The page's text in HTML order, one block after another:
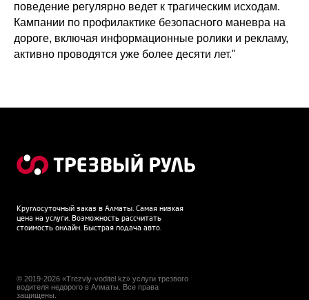
поведение регулярно ведет к трагическим исходам.
Кампании по профилактике безопасного маневра на
дороге, включая информационные ролики и рекламу,
активно проводятся уже более десяти лет."
Круглосуточный заказ в Алматы. Самая низкая
цена на услуги. Возможность рассчитать
стоимость онлайн. Быстрая подача авто.
© 2019-2026 «Trezviy-voditel.kz» услуги трезвого
водителя недорого в Алматы. Все права
защищены.